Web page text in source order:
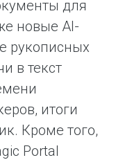
для
новые AI-
рукописных
в текст
итоги
Кроме того,
Portal